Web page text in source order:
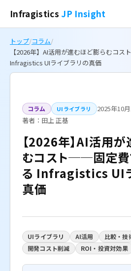
Infragistics JP Insight
トップ/コラム/
【2026年】AI活用が進むほど膨らむコ
Infragistics UIライブラリの真価
コラム UIライブラリ
2025年10
著者：田上 正基
【2026年】AI活用
むコスト──固定費
る Infragistics UI
真価
UIライブラリ AI活用
比較・技
開発コスト削減
ROI・投資対効果